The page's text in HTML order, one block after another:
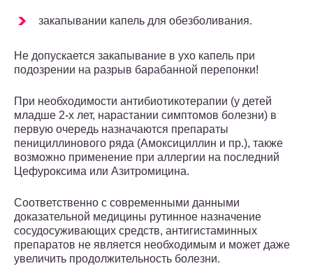
закапывании капель для обезболивания.
Не допускается закапывание в ухо капель при
подозрении на разрыв барабанной перепонки!
При необходимости антибиотикотерапии (у детей
младше 2-х лет, нарастании симптомов болезни) в
первую очередь назначаются препараты
пенициллинового ряда (Амоксициллин и пр.), также
возможно применение при аллергии на последний
Цефуроксима или Азитромицина.
Соответственно с современными данными
доказательной медицины рутинное назначение
сосудосуживающих средств, антигистаминных
препаратов не является необходимым и может даже
увеличить продолжительность болезни.